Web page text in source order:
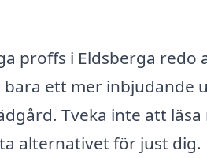
proffs i Eldsberga redo
ett mer inbjudande
Tveka inte att läsa
alternativet för just dig.